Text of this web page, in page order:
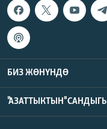
БИЗ ЖӨНҮНДӨ
"АЗАТТЫКТЫН" САНДЫГЫ